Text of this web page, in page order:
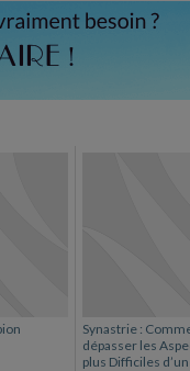
Synastrie :
dépasser les
plus Difficiles